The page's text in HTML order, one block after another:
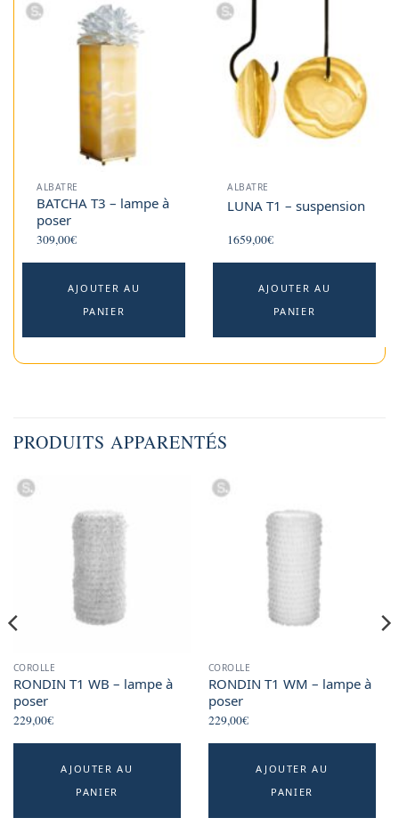
ALBATRE
BATCHA T3 – lampe à
poser
309,00€
AJOUTER AU
PANIER
ALBATRE
LUNA T1 – suspension
1659,00€
AJOUTER AU
PANIER
PRODUITS APPARENTÉS
COROLLE
RONDIN T1 WB – lampe à
poser
229,00€
AJOUTER AU
PANIER
COROLLE
RONDIN T1 WM – lampe à
poser
229,00€
AJOUTER AU
PANIER